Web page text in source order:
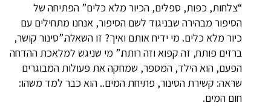
“צלחות, כפות, ספלים, הכיור מלא כלים” הפתיחה של
הסיפור מבהירה שבניגוד לשם הסיפור, אנחנו מתחילים עם
כיור מלא כלים. מי ידיח אותם ואיך? זו השאלה.”סינור קושר,
ברזים פותח, זה קפוא וזה רותח.” מי שניגש למלאכת ההדחה
הפעם, הוא הילד, המספר, שמחקה את פעולות המבוגרים
שראה: קשירת הסינור, פתיחת המים.. הוא כבר למד משהו:
חום המים.